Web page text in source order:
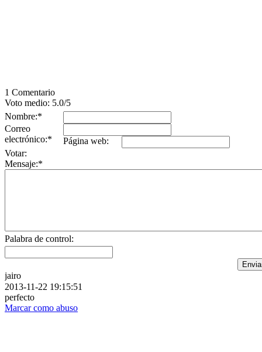
1 Comentario
Voto medio: 5.0/5
Nombre:*
Correo
electrónico:*
Página web:
Votar:
Mensaje:*
Palabra de control:
jairo
2013-11-22 19:15:51
perfecto
Marcar como abuso